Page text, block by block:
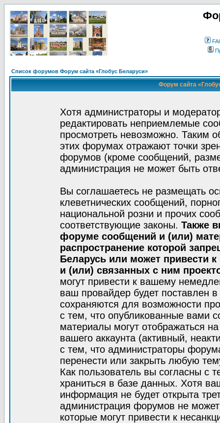
Список форумов Форум сайта «Глобус Беларуси»
Форум сайта
Хотя администраторы и
редактировать неприемлемые
просмотреть невозможно. Таким
этих форумах отражают точки
форумов (кроме сообщений,
администрация не может быть
Вы соглашаетесь не размещать
клеветнических сообщений,
национальной розни и прочих
соответствующие законы. Также
форуме сообщений и (или)
распространение которой
Беларусь или может привести
и (или) связанных с ним
могут привести к вашему
ваш провайдер будет поставлен
сохраняются для возможности
с тем, что опубликованные вами
материалы могут отображаться
вашего аккаунта (активный,
с тем, что администраторы
перенести или закрыть любую
Как пользователь вы согласны с
храниться в базе данных. Хотя
информация не будет открыта
администрация форумов не может
которые могут привести к